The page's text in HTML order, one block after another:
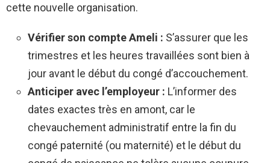
cette nouvelle organisation.
Vérifier son compte Ameli : S’assurer que les
trimestres et les heures travaillées sont bien à
jour avant le début du congé d’accouchement.
Anticiper avec l’employeur : L’informer des
dates exactes très en amont, car le
chevauchement administratif entre la fin du
congé paternité (ou maternité) et le début du